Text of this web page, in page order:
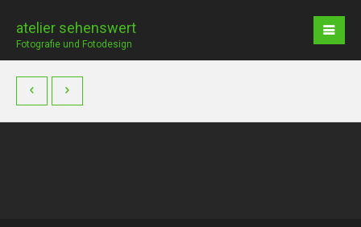
atelier sehenswert
Fotografie und Fotodesign